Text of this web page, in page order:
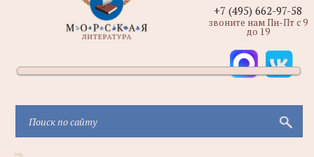
+7 (495) 662-97-58
звоните нам Пн-Пт с 9
до 19